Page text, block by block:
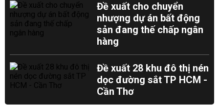
Đề xuất cho chuyển
nhượng dự án bất động
sản đang thế chấp ngân
hàng
Đề xuất 28 khu đô thị nén
dọc đường sắt TP HCM -
Cần Thơ